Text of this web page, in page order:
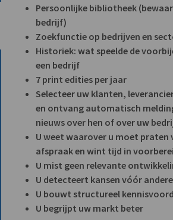
Persoonlijke bibliotheek
bedrijf)
Zoekfunctie op bedrijven en
Historiek: wat speelde de
een bedrijf
7 print edities per jaar
Selecteer uw klanten,
en ontvang automatisch
nieuws over hen of over uw
U weet waarover u moet praten
afspraak en wint tijd in
U mist geen relevante
U detecteert kansen vóór
U bouwt structureel
U begrijpt uw markt beter